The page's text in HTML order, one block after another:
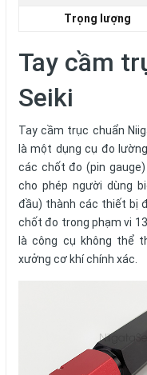
Trọng lượng
Tay cầm
Seiki
Tay cầm trục chuẩn
là một dụng cụ đo
các chốt đo (pin
cho phép người dùng
đầu) thành các thiết bị
chốt đo trong phạm vi
là công cụ không thể
xưởng cơ khí chính xác.